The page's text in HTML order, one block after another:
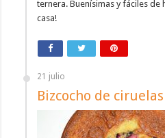
ternera. Buenísimas y fáciles de
casa!
21 julio
Bizcocho de